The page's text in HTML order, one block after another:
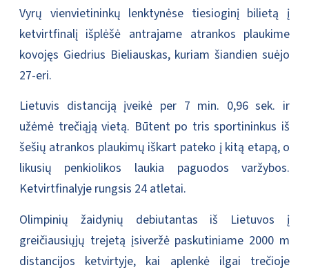
Vyrų vienvietininkų lenktynėse tiesioginį bilietą į
ketvirtfinalį išplėšė antrajame atrankos plaukime
kovojęs Giedrius Bieliauskas, kuriam šiandien suėjo
27-eri.
Lietuvis distanciją įveikė per 7 min. 0,96 sek. ir
užėmė trečiąją vietą. Būtent po tris sportininkus iš
šešių atrankos plaukimų iškart pateko į kitą etapą, o
likusių penkiolikos laukia paguodos varžybos.
Ketvirtfinalyje rungsis 24 atletai.
Olimpinių žaidynių debiutantas iš Lietuvos į
greičiausiųjų trejetą įsiveržė paskutiniame 2000 m
distancijos ketvirtyje, kai aplenkė ilgai trečioje